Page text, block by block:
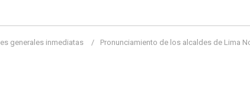
generales inmediatas
Pronunciamiento de los alcaldes de Lima